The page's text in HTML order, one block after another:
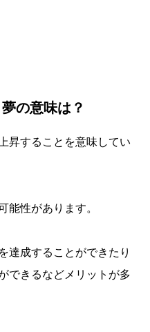
の意味は？
昇することを意味してい
能性があります。
達成することができたり
できるなどメリットが多